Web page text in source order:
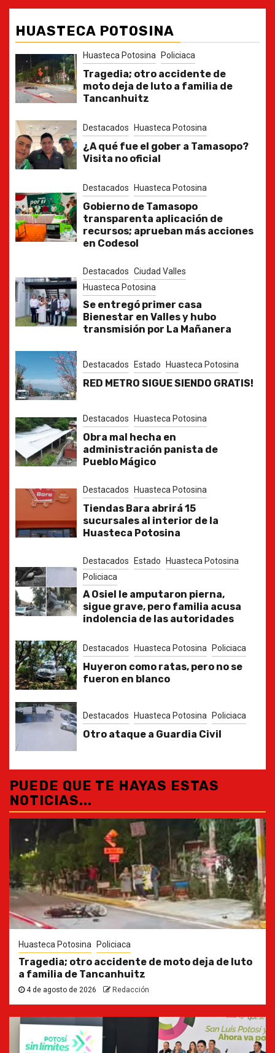
HUASTECA POTOSINA
Huasteca Potosina Policiaca
Tragedia; otro accidente de
moto deja de luto a familia de
Tancanhuitz
Destacados Huasteca Potosina
¿A qué fue el gober a Tamasopo?
Visita no oficial
Destacados Huasteca Potosina
Gobierno de Tamasopo
transparenta aplicación de
recursos; aprueban más acciones
en Codesol
Destacados Ciudad Valles
Huasteca Potosina
Se entregó primer casa
Bienestar en Valles y hubo
transmisión por La Mañanera
Destacados Estado Huasteca Potosina
RED METRO SIGUE SIENDO GRATIS!
Destacados Huasteca Potosina
Obra mal hecha en
administración panista de
Pueblo Mágico
Destacados Huasteca Potosina
Tiendas Bara abrirá 15
sucursales al interior de la
Huasteca Potosina
Destacados Estado
Huasteca Potosina
Policiaca
A Osiel le amputaron pierna,
sigue grave, pero familia acusa
indolencia de las autoridades
Destacados Huasteca Potosina Policiaca
Huyeron como ratas, pero no se
fueron en blanco
Destacados Huasteca Potosina Policiaca
Otro ataque a Guardia Civil
PUEDE QUE TE HAYAS ESTAS
NOTICIAS...
Huasteca Potosina Policiaca
Tragedia; otro accidente de moto deja de luto
a familia de Tancanhuitz
4 de agosto de 2026 Redacción